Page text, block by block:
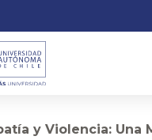
y Violencia: Una